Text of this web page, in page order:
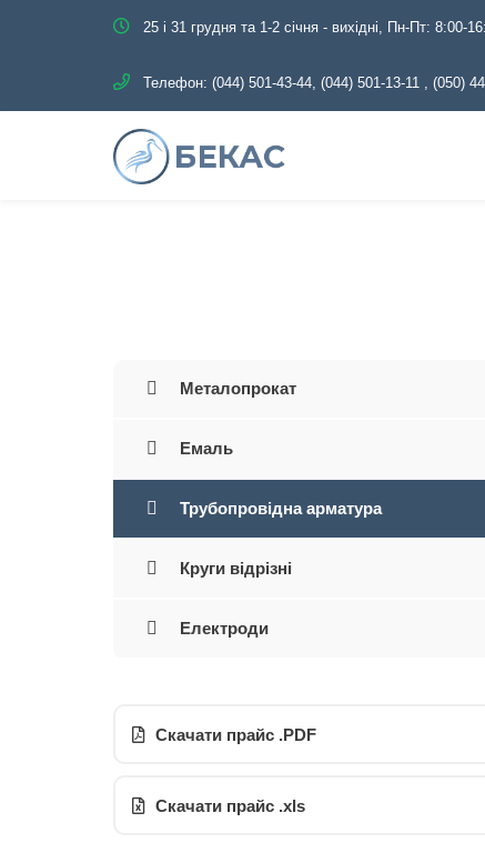
25 і 31 грудня та 1-2 січня - вихідні, Пн-Пт: 8:00-
Телефон: (044) 501-43-44, (044) 501-13-11 , (050)
Металопрокат
Емаль
Трубопровідна арматура
Круги відрізні
Електроди
Скачати прайс .PDF
Скачати прайс .xls